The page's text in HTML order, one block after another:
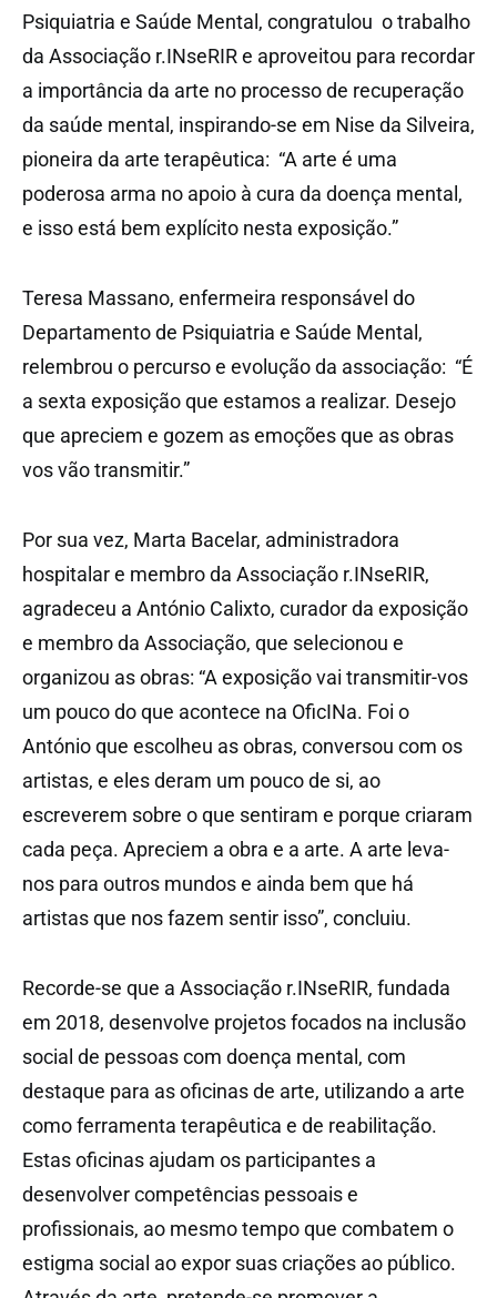
Psiquiatria e Saúde Mental, congratulou o trabalho
da Associação r.INseRIR e aproveitou para recordar
a importância da arte no processo de recuperação
da saúde mental, inspirando-se em Nise da Silveira,
pioneira da arte terapêutica: “A arte é uma
poderosa arma no apoio à cura da doença mental,
e isso está bem explícito nesta exposição.”
Teresa Massano, enfermeira responsável do
Departamento de Psiquiatria e Saúde Mental,
relembrou o percurso e evolução da associação: “É
a sexta exposição que estamos a realizar. Desejo
que apreciem e gozem as emoções que as obras
vos vão transmitir.”
Por sua vez, Marta Bacelar, administradora
hospitalar e membro da Associação r.INseRIR,
agradeceu a António Calixto, curador da exposição
e membro da Associação, que selecionou e
organizou as obras: “A exposição vai transmitir-vos
um pouco do que acontece na OficINa. Foi o
António que escolheu as obras, conversou com os
artistas, e eles deram um pouco de si, ao
escreverem sobre o que sentiram e porque criaram
cada peça. Apreciem a obra e a arte. A arte leva-
nos para outros mundos e ainda bem que há
artistas que nos fazem sentir isso”, concluiu.
Recorde-se que a Associação r.INseRIR, fundada
em 2018, desenvolve projetos focados na inclusão
social de pessoas com doença mental, com
destaque para as oficinas de arte, utilizando a arte
como ferramenta terapêutica e de reabilitação.
Estas oficinas ajudam os participantes a
desenvolver competências pessoais e
profissionais, ao mesmo tempo que combatem o
estigma social ao expor suas criações ao público.